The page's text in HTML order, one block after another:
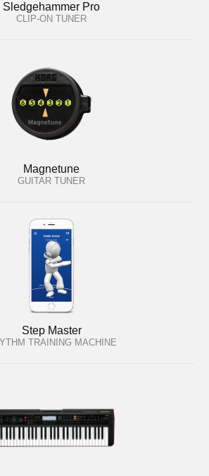
Sledgehammer Pro
CLIP-ON TUNER
Magnetune
GUITAR TUNER
Step Master
TRAINING MACHINE